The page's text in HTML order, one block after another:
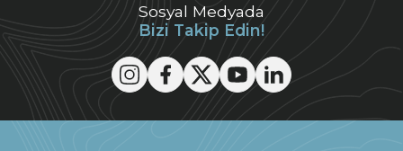
Sosyal Medyada
Bizi Takip Edin!